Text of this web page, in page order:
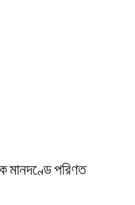
মানদণ্ডে পরিণত